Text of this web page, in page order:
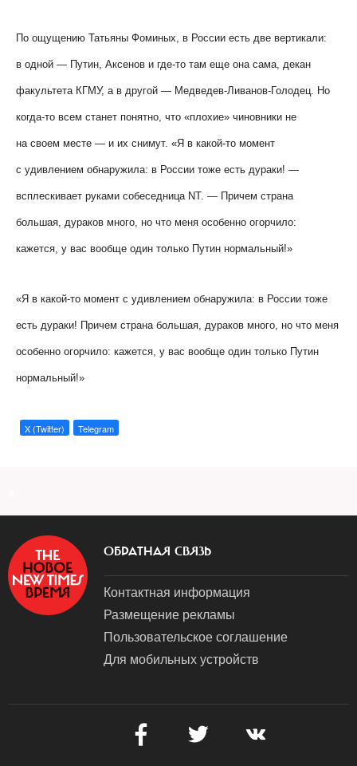
По ощущению Татьяны Фоминых, в России есть две вертикали:
в одной — Путин, Аксенов и где-то там еще она сама, декан
факультета КГМУ, а в другой — Медведев-Ливанов-Голодец. Но
когда-то всем станет понятно, что «плохие» чиновники не
на своем месте — и их снимут. «Я в какой-то момент
с удивлением обнаружила: в России тоже есть дураки! —
всплескивает руками собеседница NT. — Причем страна
большая, дураков много, но что меня особенно огорчило:
кажется, у вас вообще один только Путин нормальный!»
«Я в какой-то момент с удивлением обнаружила: в России тоже
есть дураки! Причем страна большая, дураков много, но что меня
особенно огорчило: кажется, у вас вообще один только Путин
нормальный!»
X (Twitter) Telegram
ОБРАТНАЯ СВЯЗЬ
Контактная информация
Размещение рекламы
Пользовательское соглашение
Для мобильных устройств